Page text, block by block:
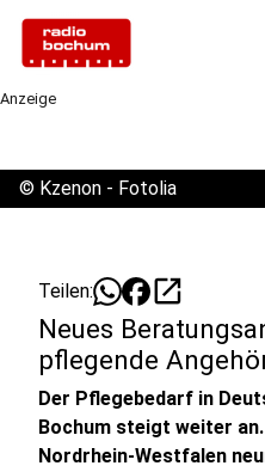
Anzeige
© Kzenon - Fotolia
Teilen: open_in_new
Neues
pflegende
Der Pflegebedarf in
Bochum steigt weiter
Nordrhein-Westfalen